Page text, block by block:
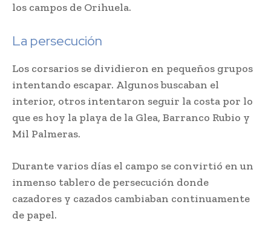
los campos de Orihuela.
La persecución
Los corsarios se dividieron en pequeños grupos
intentando escapar. Algunos buscaban el
interior, otros intentaron seguir la costa por lo
que es hoy la playa de la Glea, Barranco Rubio y
Mil Palmeras.
Durante varios días el campo se convirtió en un
inmenso tablero de persecución donde
cazadores y cazados cambiaban continuamente
de papel.